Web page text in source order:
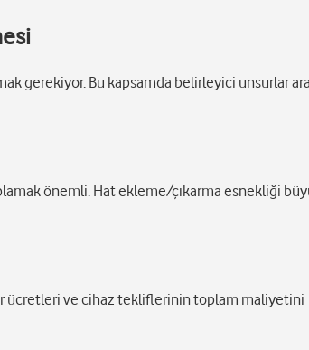
gerekiyor. Bu kapsamda belirleyici unsurlar
önemli. Hat ekleme/çıkarma esnekliği
ücretleri ve cihaz tekliflerinin toplam maliyetini